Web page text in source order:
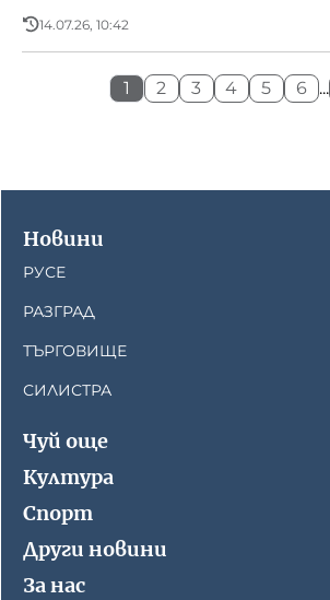
14.07.26, 10:42
1 2 3 4 5 6 ...
Новини
РУСЕ
РАЗГРАД
ТЪРГОВИЩЕ
СИЛИСТРА
Чуй още
Култура
Спорт
Други новини
За нас